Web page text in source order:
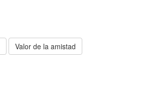
Valor de la amistad